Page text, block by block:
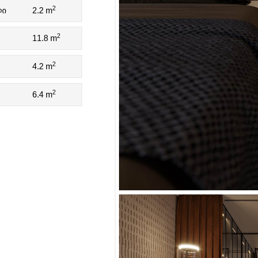
2.2 m2
11.8 m2
4.2 m2
6.4 m2